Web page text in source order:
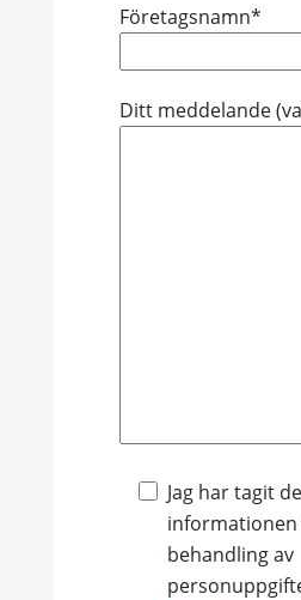
Företagsnamn*
Ditt meddelande
Jag har tagit
informationen
behandling av